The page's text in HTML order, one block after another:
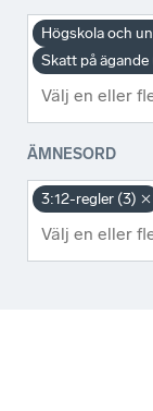
Högskola och
Skatt på ägande
ÄMNESORD
3:12-regler (3)